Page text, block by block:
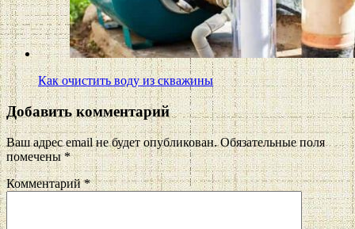
Как очистить воду из скважины
Добавить комментарий
Ваш адрес email не будет опубликован. Обязательные поля
помечены*
Комментарий*